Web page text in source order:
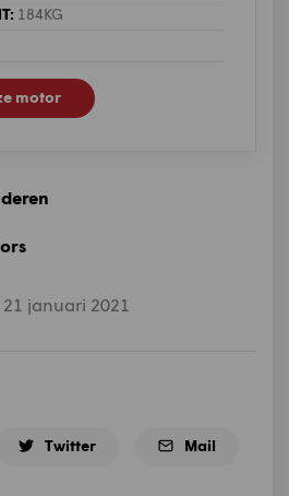
184KG
motor
januari 2021
Twitter Mail